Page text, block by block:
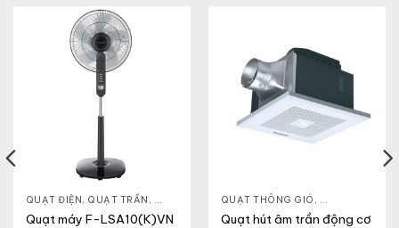
QUẠT ĐIỆN, QUẠT TRẦN , QUẠT ĐỨNG
Quạt máy F-LSA10(K)VN
QUẠT THÔNG GIÓ , QUẠT ÂM TRẦN
Quạt hút âm trần động cơ
QUẠT ĐIỆN, QUẠT TRẦN